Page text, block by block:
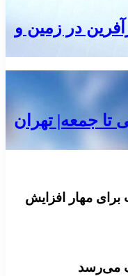
در زمین و
تا جمعه| تهران
برای مهار افزایش
می‌رسد